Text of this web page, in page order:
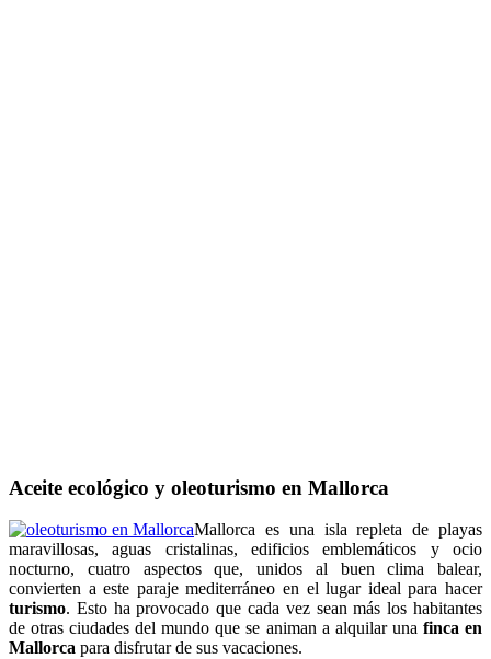
Aceite ecológico y oleoturismo en Mallorca
Mallorca es una isla repleta de playas
maravillosas, aguas cristalinas, edificios emblemáticos y ocio
nocturno, cuatro aspectos que, unidos al buen clima balear,
convierten a este paraje mediterráneo en el lugar ideal para hacer
turismo. Esto ha provocado que cada vez sean más los habitantes
de otras ciudades del mundo que se animan a alquilar una finca en
Mallorca para disfrutar de sus vacaciones.